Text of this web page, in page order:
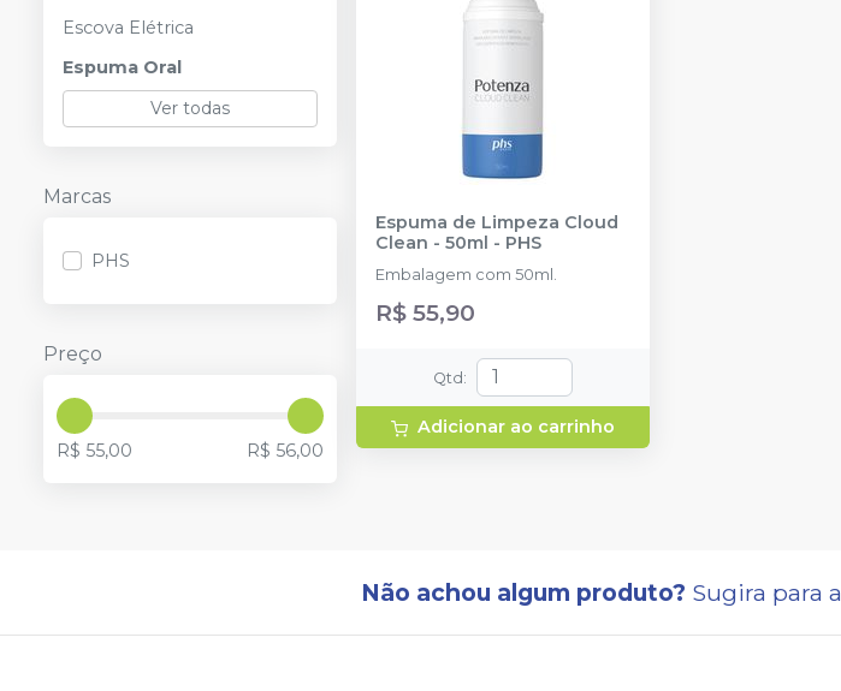
Escova Elétrica
Espuma Oral
Ver todas
Marcas
PHS
Preço
R$ 55,00 R$ 56,00
Espuma de Limpeza Cloud
Clean - 50ml - PHS
Embalagem com 50ml.
R$ 55,90
Qtd:
Adicionar ao carrinho
Não achou algum produto? Sugira para a